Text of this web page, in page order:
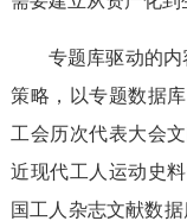
专题库驱动的内
策略，以专题数据
工会历次代表大会
近现代工人运动史
国工人杂志文献数